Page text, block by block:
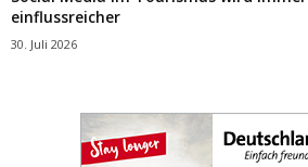
einflussreicher
30. Juli 2026